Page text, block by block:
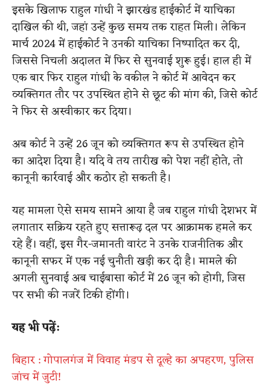
इसके खिलाफ राहुल गांधी ने झारखंड हाईकोर्ट में याचिका
दाखिल की थी, जहां उन्हें कुछ समय तक राहत मिली। लेकिन
मार्च 2024 में हाईकोर्ट ने उनकी याचिका निष्पादित कर दी,
जिससे निचली अदालत में फिर से सुनवाई शुरू हुई। हाल ही में
एक बार फिर राहुल गांधी के वकील ने कोर्ट में आवेदन कर
व्यक्तिगत तौर पर उपस्थित होने से छूट की मांग की, जिसे कोर्ट
ने फिर से अस्वीकार कर दिया।
अब कोर्ट ने उन्हें 26 जून को व्यक्तिगत रूप से उपस्थित होने
का आदेश दिया है। यदि वे तय तारीख को पेश नहीं होते, तो
कानूनी कार्रवाई और कठोर हो सकती है।
यह मामला ऐसे समय सामने आया है जब राहुल गांधी देशभर में
लगातार सक्रिय रहते हुए सत्तारूढ़ दल पर आक्रामक हमले कर
रहे हैं। वहीं, इस गैर-जमानती वारंट ने उनके राजनीतिक और
कानूनी सफर में एक नई चुनौती खड़ी कर दी है। मामले की
अगली सुनवाई अब चाईबासा कोर्ट में 26 जून को होगी, जिस
पर सभी की नजरें टिकी होंगी।
यह भी पढ़ें:
बिहार : गोपालगंज में विवाह मंडप से दूल्हे का अपहरण, पुलिस
जांच में जुटी!